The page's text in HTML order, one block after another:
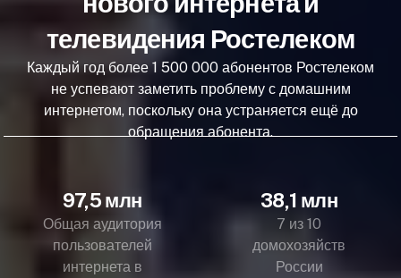
телевидения Ростелеком
Каждый год более 1 500 000 абонентов Ростелеком
не успевают заметить проблему с домашним
интернетом, поскольку она устраняется ещё до
обращения абонента.
97,5 млн
Общая аудитория
пользователей
интернета в
38,1 млн
7 из 10
домохозяйств
России